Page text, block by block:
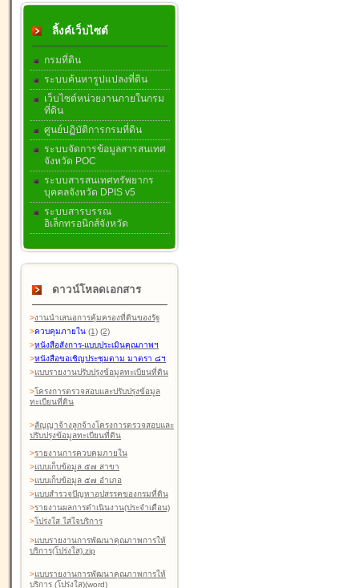
ลิ้งค์เว็บไซต์
กรมที่ดิน
ระบบค้นหารูปแปลงที่ดิน
เว็บไซต์หน่วยงานภายในกรม
ที่ดิน
ศูนย์ปฏิบัติการกรมที่ดิน
ระบบจัดการข้อมูลสารสนเทศ
จังหวัด POC
ระบบสารสนเทศทรัพยากร
บุคคลจังหวัด DPIS v5
ระบบสารบรรณ
อิเล็กทรอนิกส์จังหวัด
ดาวน์โหลดเอกสาร
>งานนำเสนอการคุ้มครองที่ดินของรัฐ
>ควบคุมภายใน (1) (2)
>หนังสือสังการ-แบบประเมินคุณภาพฯ
>หนังสือขอเชิญประชุมตาม มาตรา ๘ฯ
>แบบรายงานปรับปรุงข้อมูลทะเบียนที่ดิน
>โครงการตรวจสอบและปรับปรุงข้อมูล
ทะเบียนที่ดิน
>สัญญาจ้างลูกจ้างโครงการตรวจสอบและ
ปรับปรุงข้อมูลทะเบียนที่ดิน
>รายงานการควบคุมภายใน
>แบบเก็บข้อมูล ๕๗ สาขา
>แบบเก็บข้อมูล ๕๗ อำเภอ
>แบบสำรวจปัญหาอุปสรรคของกรมที่ดิน
>รายงานผลการดำเนินงาน(ประจำเดือน)
>โปร่งใส ใส่ใจบริการ
>แบบรายงานการพัฒนาคุณภาพการให้
บริการ(โปร่งใส).zip
>แบบรายงานการพัฒนาคุณภาพการให้
บริการ (โปร่งใส)(word)